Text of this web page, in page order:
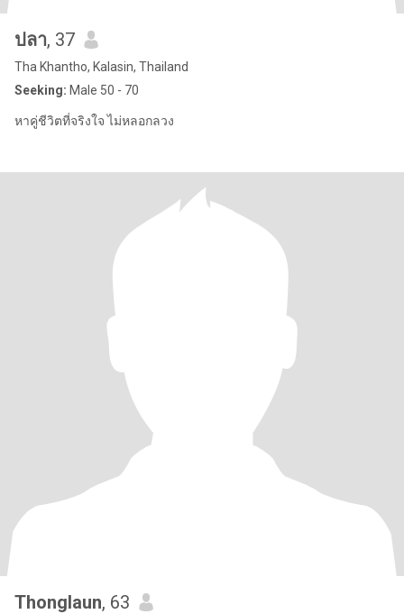
ปลา, 37
Tha Khantho, Kalasin, Thailand
Seeking: Male 50 - 70
หาคู่ชีวิตที่จริงใจ ไม่หลอกลวง
Thonglaun, 63